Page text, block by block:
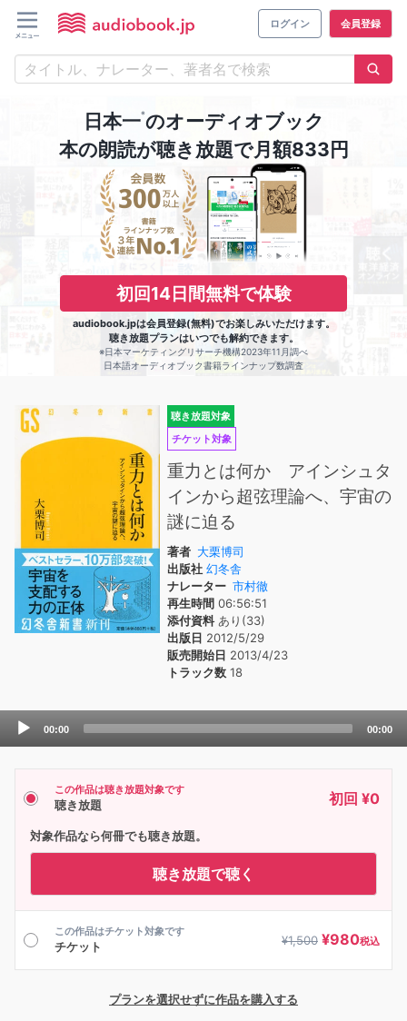
ログイン 会員登録
日本一※のオーディオブック
本の朗読が聴き放題で月額833円
初回14日間無料で体験
audiobook.jpは会員登録(無料)でお楽しみいただけます。
聴き放題プランはいつでも解約できます。
※日本マーケティングリサーチ機構2023年11月調べ
日本語オーディオブック書籍ラインナップ数調査
聴き放題対象
チケット対象
重力とは何か アインシュタ
インから超弦理論へ、宇宙の
謎に迫る
著者 大栗博司
出版社 幻冬舎
ナレーター 市村徹
再生時間 06:56:51
添付資料あり(33)
出版日 2012/5/29
販売開始日 2013/4/23
トラック数 18
Audio
00:00 00:00
この作品は聴き放題対象です
聴き放題 初回 ¥0
対象作品なら何冊でも聴き放題。
聴き放題で聴く
この作品はチケット対象です
チケット ¥1,500 ¥980税込
プランを選択せずに作品を購入する